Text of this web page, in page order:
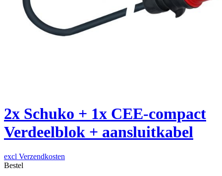
2x Schuko + 1x CEE-compact
Verdeelblok + aansluitkabel
excl Verzendkosten
Bestel